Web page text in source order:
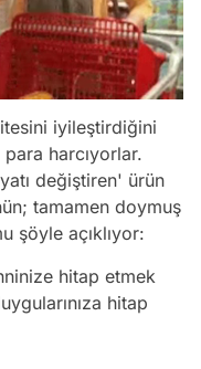
iyileştirdiğini
harcıyorlar.
değiştiren' ürün
tamamen doymuş
şöyle açıklıyor:
hitap etmek
hitap